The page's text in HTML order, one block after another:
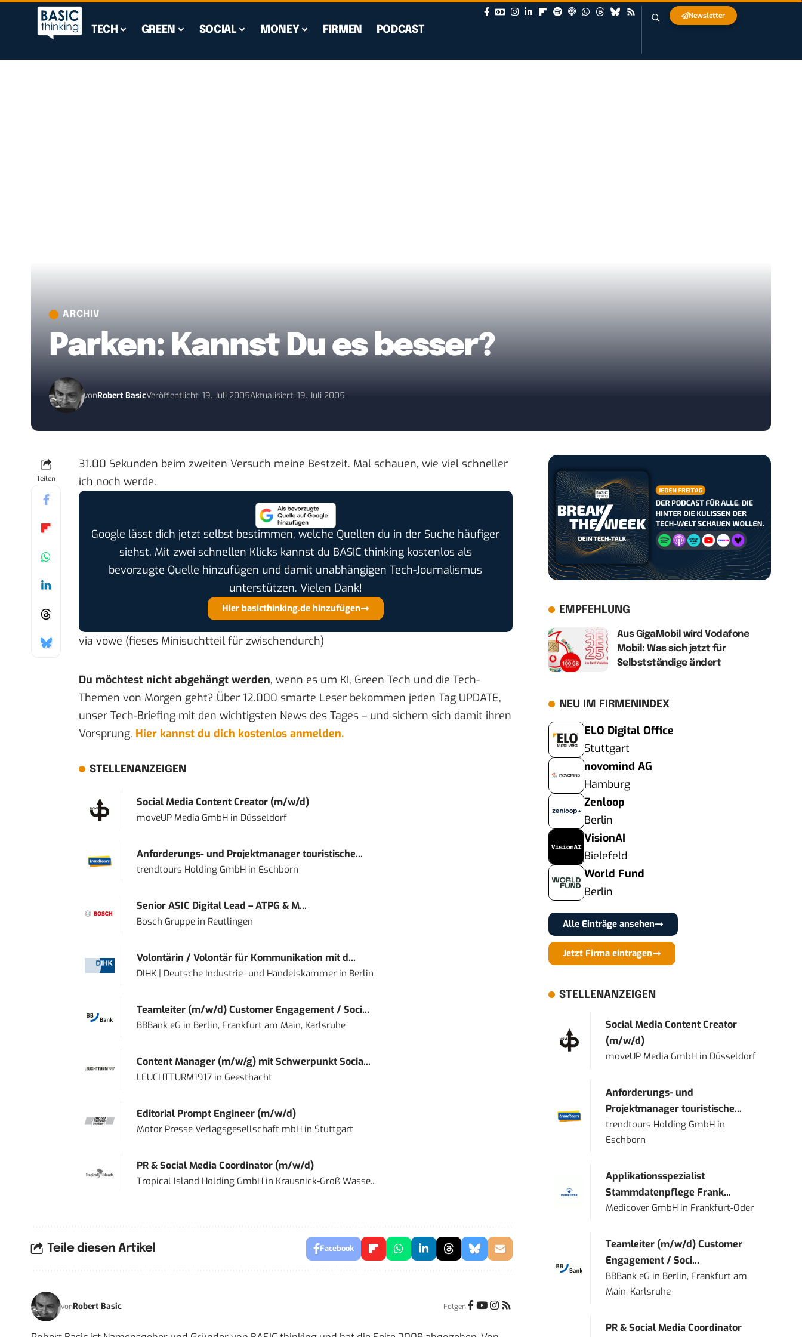
TECH GREEN SOCIAL MONEY FIRMEN PODCAST
Newsletter
ARCHIV
Parken: Kannst Du es besser?
vonRobert BasicVeröffentlicht: 19. Juli 2005Aktualisiert: 19. Juli 2005
Teilen
31.00 Sekunden beim zweiten Versuch meine Bestzeit. Mal schauen, wie viel schneller
ich noch werde.
Google lässt dich jetzt selbst bestimmen, welche Quellen du in der Suche häufiger
siehst. Mit zwei schnellen Klicks kannst du BASIC thinking kostenlos als
bevorzugte Quelle hinzufügen und damit unabhängigen Tech-Journalismus
unterstützen. Vielen Dank!
Hier basicthinking.de hinzufügen
via vowe (fieses Minisuchtteil für zwischendurch)
Du möchtest nicht abgehängt werden, wenn es um KI, Green Tech und die Tech-
Themen von Morgen geht? Über 12.000 smarte Leser bekommen jeden Tag UPDATE,
unser Tech-Briefing mit den wichtigsten News des Tages – und sichern sich damit ihren
Vorsprung. Hier kannst du dich kostenlos anmelden.
STELLENANZEIGEN
Social Media Content Creator (m/w/d)
moveUP Media GmbHin Düsseldorf
Anforderungs- und Projektmanager touristische...
trendtours Holding GmbHin Eschborn
Senior ASIC Digital Lead – ATPG & M...
Bosch Gruppein Reutlingen
Volontärin / Volontär für Kommunikation mit d...
DIHK | Deutsche Industrie- und Handelskammerin Berlin
Teamleiter (m/w/d) Customer Engagement / Soci...
BBBank eG in Berlin, Frankfurt am Main, Karlsruhe
Content Manager (m/w/g) mit Schwerpunkt Socia...
LEUCHTTURM1917in Geesthacht
Editorial Prompt Engineer (m/w/d)
Motor Presse Verlagsgesellschaft mbHin Stuttgart
PR & Social Media Coordinator (m/w/d)
Tropical Island Holding GmbHin Krausnick-Groß Wasse...
Teile diesen Artikel Facebook
vonRobert Basic Folgen
EMPFEHLUNG
Aus GigaMobil wird Vodafone
Mobil: Was sich jetzt für
Selbstständige ändert
NEU IM FIRMENINDEX
ELO Digital Office
Stuttgart
novomind AG
Hamburg
Zenloop
Berlin
VisionAI
Bielefeld
World Fund
Berlin
Alle Einträge ansehen
Jetzt Firma eintragen
STELLENANZEIGEN
Social Media Content Creator
(m/w/d)
moveUP Media GmbH in Düsseldorf
Anforderungs- und
Projektmanager touristische...
trendtours Holding GmbH in
Eschborn
Applikationsspezialist
Stammdatenpflege Frank...
Medicover GmbH in Frankfurt-Oder
Teamleiter (m/w/d) Customer
Engagement / Soci...
BBBank eG in Berlin, Frankfurt am
Main, Karlsruhe
PR & Social Media Coordinator